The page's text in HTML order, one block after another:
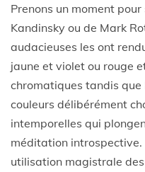
Prenons un moment
Kandinsky ou de Mark
audacieuses les ont
jaune et violet ou rouge
chromatiques tandis que
couleurs délibérément
intemporelles qui
méditation
utilisation magistrale